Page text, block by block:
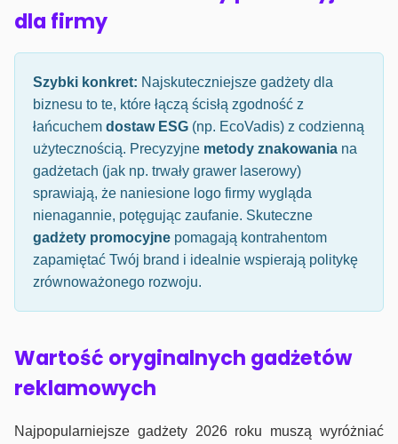
dla firmy
Szybki konkret: Najskuteczniejsze gadżety dla
biznesu to te, które łączą ścisłą zgodność z
łańcuchem dostaw ESG (np. EcoVadis) z codzienną
użytecznością. Precyzyjne metody znakowania na
gadżetach (jak np. trwały grawer laserowy)
sprawiają, że naniesione logo firmy wygląda
nienagannie, potęgując zaufanie. Skuteczne
gadżety promocyjne pomagają kontrahentom
zapamiętać Twój brand i idealnie wspierają politykę
zrównoważonego rozwoju.
Wartość oryginalnych gadżetów
reklamowych
Najpopularniejsze gadżety 2026 roku muszą wyróżniać